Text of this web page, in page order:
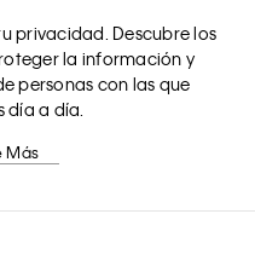
privacidad. Descubre los
la información y
personas con las que
a día.
Más